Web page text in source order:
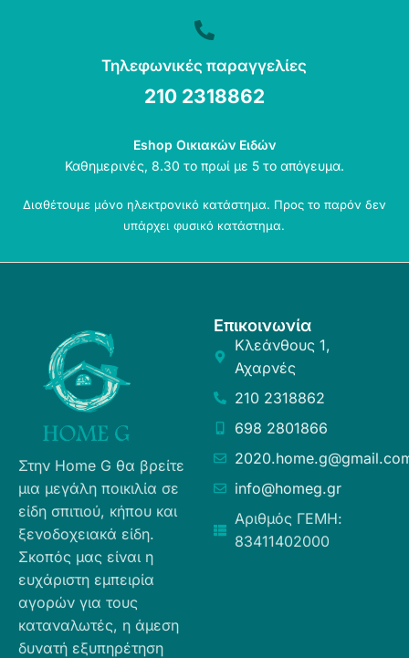
Τηλεφωνικές παραγγελίες
210 2318862
Eshop Οικιακών Ειδών
Καθημερινές, 8.30 το πρωί με 5 το απόγευμα.
Διαθέτουμε μόνο ηλεκτρονικό κατάστημα. Προς το παρόν δεν
υπάρχει φυσικό κατάστημα.
Στην Home G θα βρείτε
μια μεγάλη ποικιλία σε
είδη σπιτιού, κήπου και
ξενοδοχειακά είδη.
Σκοπός μας είναι η
ευχάριστη εμπειρία
αγορών για τους
καταναλωτές, η άμεση
δυνατή εξυπηρέτηση
Επικοινωνία
Κλεάνθους 1,
Αχαρνές
210 2318862
698 2801866
info@homeg.gr
Αριθμός ΓΕΜΗ:
83411402000